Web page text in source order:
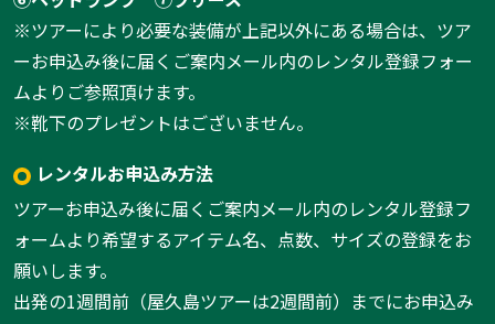
※ツアーにより必要な装備が上記以外にある場合は、ツア
ーお申込み後に届くご案内メール内のレンタル登録フォー
ムよりご参照頂けます。
※靴下のプレゼントはございません。
レンタルお申込み方法
ツアーお申込み後に届くご案内メール内のレンタル登録フ
ォームより希望するアイテム名、点数、サイズの登録をお
願いします。
出発の1週間前（屋久島ツアーは2週間前）までにお申込み